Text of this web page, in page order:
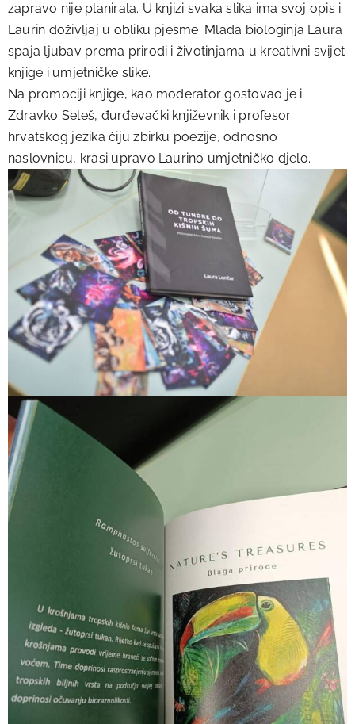
zapravo nije planirala. U knjizi svaka slika ima svoj opis i
Laurin doživljaj u obliku pjesme. Mlada biologinja Laura
spaja ljubav prema prirodi i životinjama u kreativni svijet
knjige i umjetničke slike.
Na promociji knjige, kao moderator gostovao je i
Zdravko Seleš, đurđevački književnik i profesor
hrvatskog jezika čiju zbirku poezije, odnosno
naslovnicu, krasi upravo Laurino umjetničko djelo.